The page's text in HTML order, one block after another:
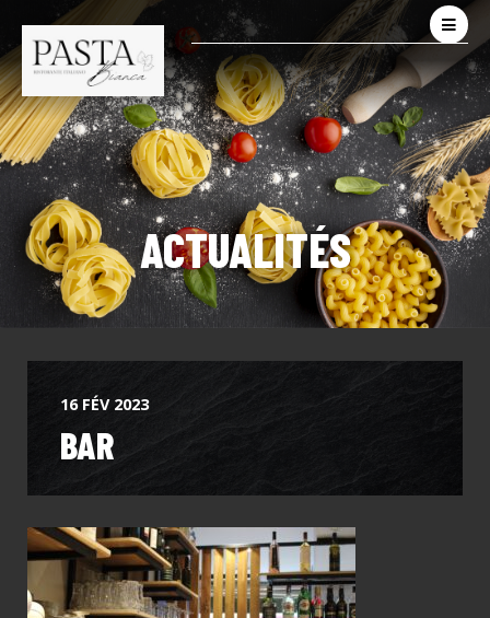
ACTUALITÉS
16 FÉV 2023
BAR